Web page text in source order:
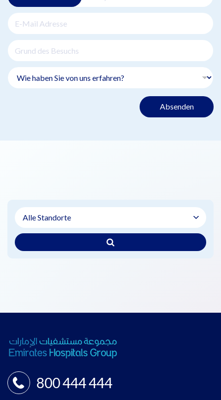
Absenden
800 444 444